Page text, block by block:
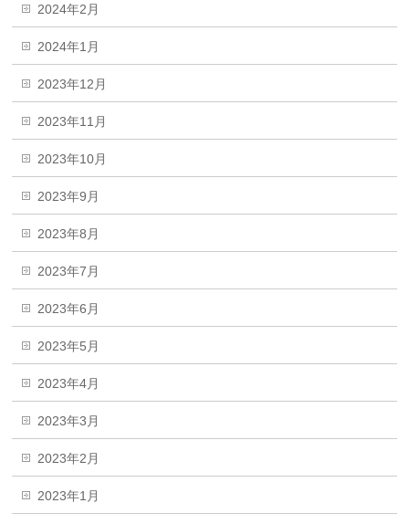
2024年2月
2024年1月
2023年12月
2023年11月
2023年10月
2023年9月
2023年8月
2023年7月
2023年6月
2023年5月
2023年4月
2023年3月
2023年2月
2023年1月